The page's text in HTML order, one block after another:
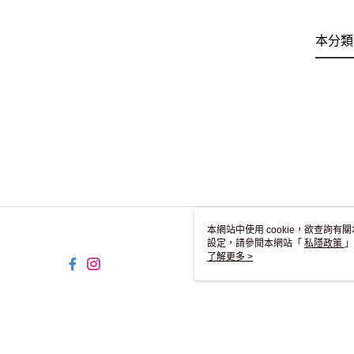
本分
本網站中使用 cookie，欲查詢有
設定，請參閱本網站「 私隱政策
用 cookie。
了解更多 >